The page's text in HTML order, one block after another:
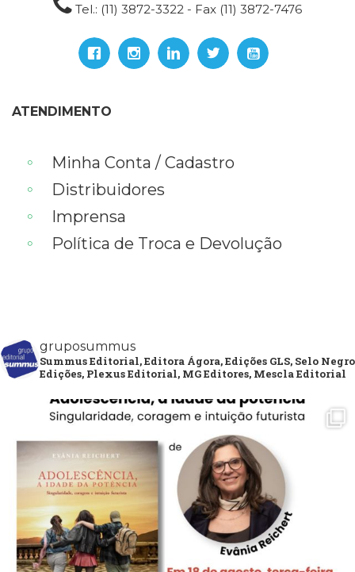
Tel.: (11) 3872-3322 - Fax (11) 3872-7476
ATENDIMENTO
Minha Conta / Cadastro
Distribuidores
Imprensa
Política de Troca e Devolução
gruposummus
Summus Editorial, Editora Ágora, Edições GLS, Selo Negro
Edições, Plexus Editorial, MG Editores, Mescla Editorial